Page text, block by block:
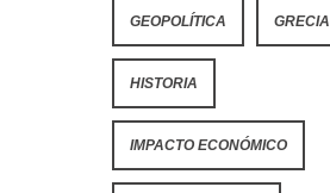
GEOPOLÍTICA GRECIA
HISTORIA
IMPACTO ECONÓMICO